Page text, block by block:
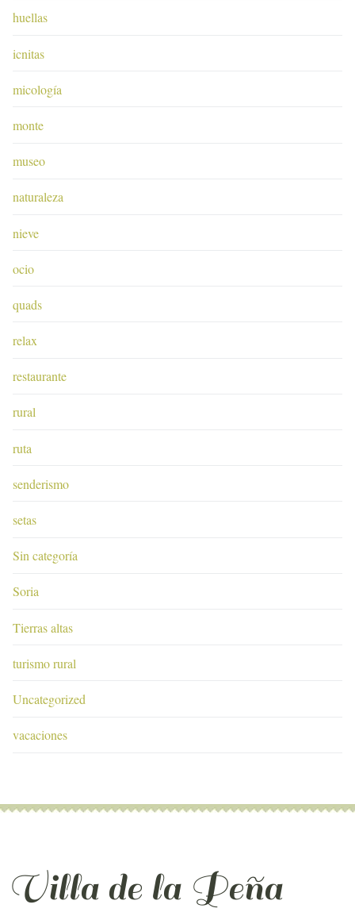
huellas
icnitas
micología
monte
museo
naturaleza
nieve
ocio
quads
relax
restaurante
rural
ruta
senderismo
setas
Sin categoría
Soria
Tierras altas
turismo rural
Uncategorized
vacaciones
Villa de la Peña